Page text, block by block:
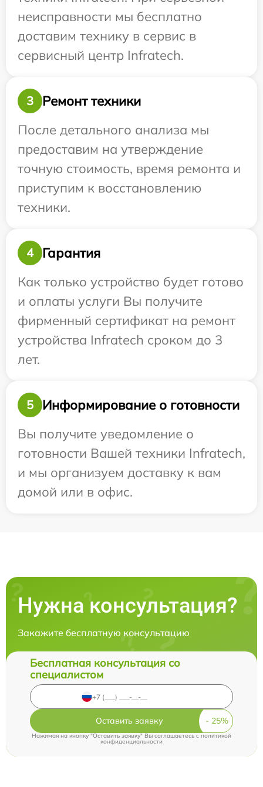
неисправности мы бесплатно
доставим технику в сервис в
сервисный центр Infratech.
3
Ремонт техники
После детального анализа мы
предоставим на утверждение
точную стоимость, время ремонта и
приступим к восстановлению
техники.
4
Гарантия
Как только устройство будет готово
и оплаты услуги Вы получите
фирменный сертификат на ремонт
устройства Infratech сроком до 3
лет.
5
Информирование о готовности
Вы получите уведомление о
готовности Вашей техники Infratech,
и мы организуем доставку к вам
домой или в офис.
Нужна консультация?
Закажите бесплатную консультацию
Бесплатная консультация со
специалистом
Оставить заявку
Нажимая на кнопку "Оставить заявку" Вы соглашаетесь cполитикой
конфиденциальности